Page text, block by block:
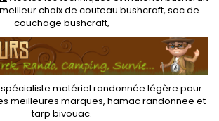
choix de couteau bushcraft, sac de
couchage bushcraft,
spécialiste matériel randonnée légère pour
meilleures marques, hamac randonnee et
tarp bivouac.